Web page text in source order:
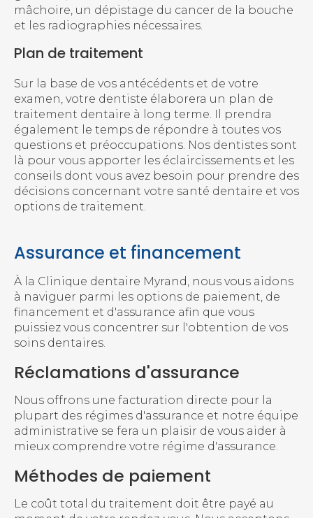
mâchoire, un dépistage du cancer de la bouche
et les radiographies nécessaires.
Plan de traitement
Sur la base de vos antécédents et de votre
examen, votre dentiste élaborera un plan de
traitement dentaire à long terme. Il prendra
également le temps de répondre à toutes vos
questions et préoccupations. Nos dentistes sont
là pour vous apporter les éclaircissements et les
conseils dont vous avez besoin pour prendre des
décisions concernant votre santé dentaire et vos
options de traitement.
Assurance et financement
À la Clinique dentaire Myrand, nous vous aidons
à naviguer parmi les options de paiement, de
financement et d'assurance afin que vous
puissiez vous concentrer sur l'obtention de vos
soins dentaires.
Réclamations d'assurance
Nous offrons une facturation directe pour la
plupart des régimes d'assurance et notre équipe
administrative se fera un plaisir de vous aider à
mieux comprendre votre régime d'assurance.
Méthodes de paiement
Le coût total du traitement doit être payé au